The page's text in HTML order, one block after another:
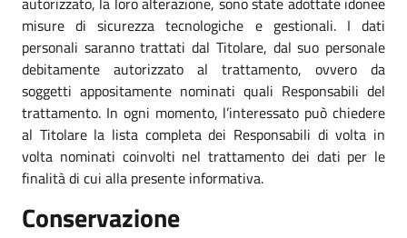
misure di sicurezza tecnologiche e gestionali. I dati
personali saranno trattati dal Titolare, dal suo personale
debitamente autorizzato al trattamento, ovvero da
soggetti appositamente nominati quali Responsabili del
trattamento. In ogni momento, l’interessato può chiedere
al Titolare la lista completa dei Responsabili di volta in
volta nominati coinvolti nel trattamento dei dati per le
finalità di cui alla presente informativa.
Conservazione